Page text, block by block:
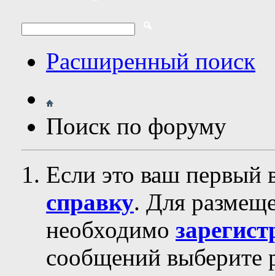
Расширенный поиск
Поиск по форуму
Если это ваш первый
справку. Для
необходимо
сообщений выберите